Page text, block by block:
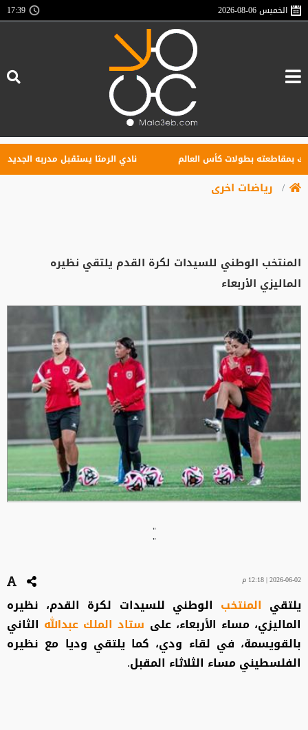
الخميس2026-08-06
17:39
بطولات كأس العالم نادي الرمثا يستقبل مدربه الجديد
رياضات اخرى
المنتخب الوطني للسيدات لكرة القدم يلتقي نظيره
الماليزي الأربعاء
"
"
2026-06-02 | 12:18 م
يلتقي المنتخب الوطني للسيدات لكرة القدم، نظيره
الماليزي، مساء الأربعاء، على ستاد الملك عبدالله الثاني
بالقويسمة، في لقاء ودي، كما يلتقي وديا مع نظيره
الفلسطيني مساء الثلاثاء المقبل.